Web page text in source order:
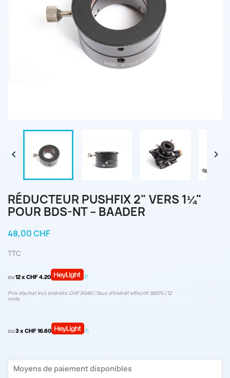
 
RÉDUCTEUR PUSHFIX 2" VERS 1¼"
POUR BDS-NT – BAADER
48,00 CHF
TTC
ou12 x CHF 4.20
Prix d’achat incl. intérêts: CHF 50.40 | Taux d‘intérêt effectif: 9.90% | 12
mois.
ou3 x CHF 16.60
Moyens de paiement disponibles